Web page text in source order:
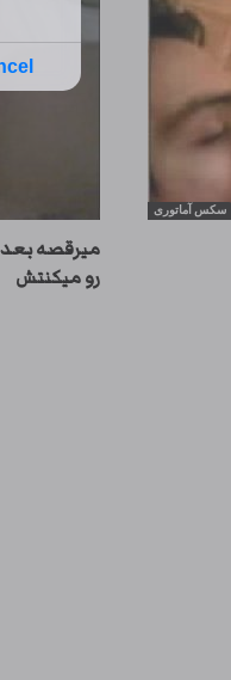
میرقصه بعد
رو میكنتش
سکس آماتوری